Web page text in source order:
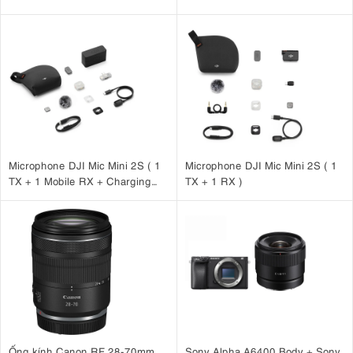
tiết ấn tượng. Dù bạn chụp cận cảnh hay góc rộng, máy ảnh này đều
đảm bảo chất lượng hình ảnh vượt trội với từng cú nhấp chuột.
hình LCD 2,7 inchcho phép bạn dễ dàng căn khung và xem lại ảnh.
3.4. Chế độ chụp đa năng
WPZ2 cung cấp một loạt các chế độ chụp phù hợp với nhiều bối cảnh
và sở thích sáng tạo khác nhau. Với các tùy chọn
chụp tự động, thủ
công và thậm chí là chụp dưới nước
những bức ảnh hoàn hảo trong mọi tình huống. Máy ảnh cũng cung
cấp nhiều cài đặt cân bằng trắng, đảm bảo tái tạo màu sắc chính xác.
Microphone DJI Mic Mini 2S ( 1
TX + 1 Mobile RX + Charging
Microphone DJI Mic Mini 2S ( 1
TX + 1 RX )